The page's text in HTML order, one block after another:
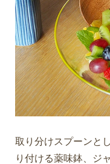
取り分けスプーンと
り付ける薬味鉢、ジ